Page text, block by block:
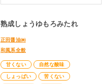
熟成しょうゆもろみたれ
正田醤油㈱
和風系全般
甘くない
自然な酸味
しょっぱい
苦くない